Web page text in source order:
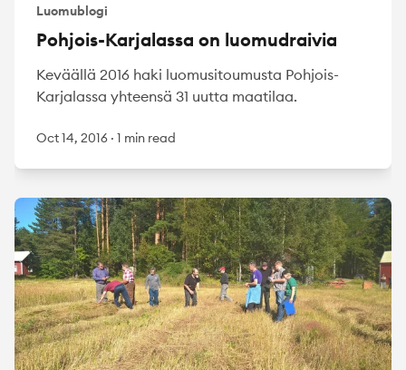
Luomublogi
Pohjois-Karjalassa on luomudraivia
Keväällä 2016 haki luomusitoumusta Pohjois-
Karjalassa yhteensä 31 uutta maatilaa.
Oct 14, 2016 · 1 min read